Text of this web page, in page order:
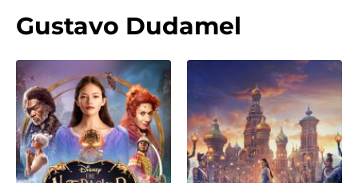
Gustavo Dudamel